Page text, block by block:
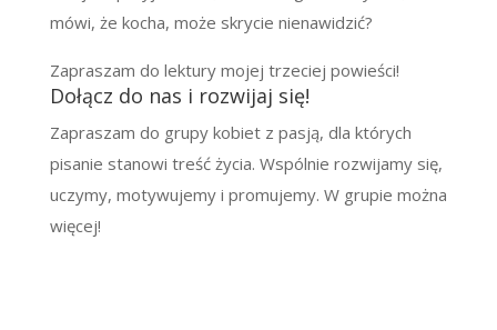
mówi, że kocha, może skrycie nienawidzić?
Zapraszam do lektury mojej trzeciej powieści!
Dołącz do nas i rozwijaj się!
Zapraszam do grupy kobiet z pasją, dla których
pisanie stanowi treść życia. Wspólnie rozwijamy się,
uczymy, motywujemy i promujemy. W grupie można
więcej!